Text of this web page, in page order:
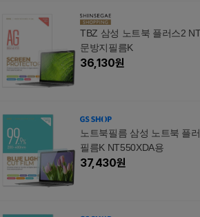
TBZ 삼성 노트북 플러스2
문방지필름K
36,130원
노트북필름 삼성 노트북 플
필름K NT550XDA용
37,430원